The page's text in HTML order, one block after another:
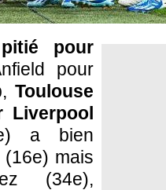
pour
pour
Toulouse
Liverpool
a bien
mais
(34e),